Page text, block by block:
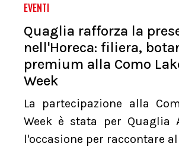
EVENTI
Quaglia rafforza la
nell'Horeca: filiera,
premium alla Como
Week
La partecipazione alla
Week è stata per Quaglia
l'occasione per raccontare al